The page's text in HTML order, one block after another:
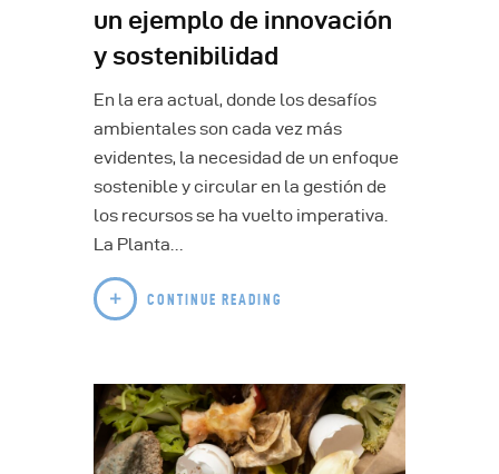
un ejemplo de innovación
y sostenibilidad
En la era actual, donde los desafíos
ambientales son cada vez más
evidentes, la necesidad de un enfoque
sostenible y circular en la gestión de
los recursos se ha vuelto imperativa.
La Planta…
CONTINUE READING